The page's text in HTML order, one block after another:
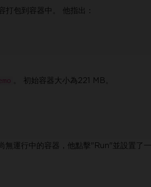
包到容器中。 他指出：
。 初始容器大小為221 MB。
運行中的容器，他點擊"Run"並設置了